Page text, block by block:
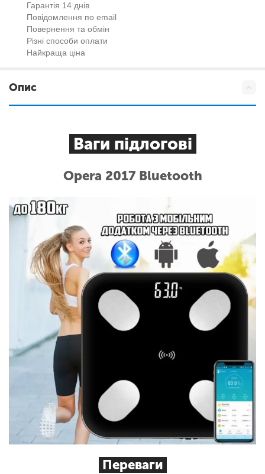
Гарантія 14 днів
Повідомлення по email
Повернення та обмін
Різні способи оплати
Найкраща ціна
Опис
Ваги підлогові
Opera 2017 Bluetooth
Переваги